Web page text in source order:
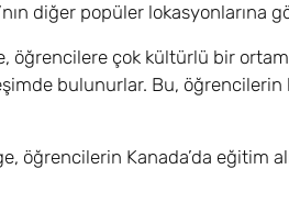
diğer popüler
öğrencilere çok kültürlü bir
bulunurlar. Bu, öğrencilerin
öğrencilerin Kanada’da